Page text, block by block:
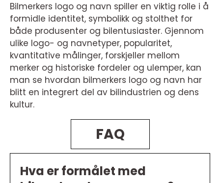
Bilmerkers logo og navn spiller en viktig rolle i å
formidle identitet, symbolikk og stolthet for
både produsenter og bilentusiaster. Gjennom
ulike logo- og navnetyper, popularitet,
kvantitative målinger, forskjeller mellom
merker og historiske fordeler og ulemper, kan
man se hvordan bilmerkers logo og navn har
blitt en integrert del av bilindustrien og dens
kultur.
FAQ
Hva er formålet med